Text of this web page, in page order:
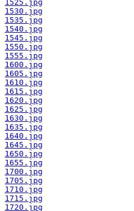
1525.jpg
1530.jpg
1535.jpg
1540.jpg
1545.jpg
1550.jpg
1555.jpg
1600.jpg
1605.jpg
1610.jpg
1615.jpg
1620.jpg
1625.jpg
1630.jpg
1635.jpg
1640.jpg
1645.jpg
1650.jpg
1655.jpg
1700.jpg
1705.jpg
1710.jpg
1715.jpg
1720.jpg